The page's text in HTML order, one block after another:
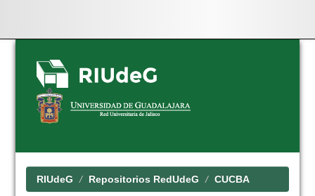
Skip
navigation
RIUdeG Repositorios RedUdeG CUCBA